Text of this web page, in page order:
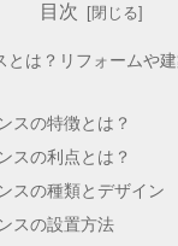
目次
とは？リフォームや
スの特徴とは？
スの利点とは？
スの種類とデザイン
スの設置方法